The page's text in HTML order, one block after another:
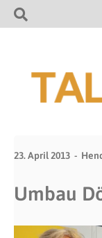
23. April 2013
Umbau